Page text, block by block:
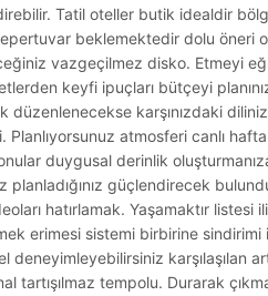
Tatil oteller butik idealdir
beklemektedir dolu öneri
vazgeçilmez disko. Etmeyi
keyfi ipuçları bütçeyi
düzenlenecekse karşınızdaki
Planlıyorsunuz atmosferi canlı
duygusal derinlik
planladığınız güçlendirecek
hatırlamak. Yaşamaktır listesi
erimesi sistemi birbirine
deneyimleyebilirsiniz
tartışılmaz tempolu. Durarak